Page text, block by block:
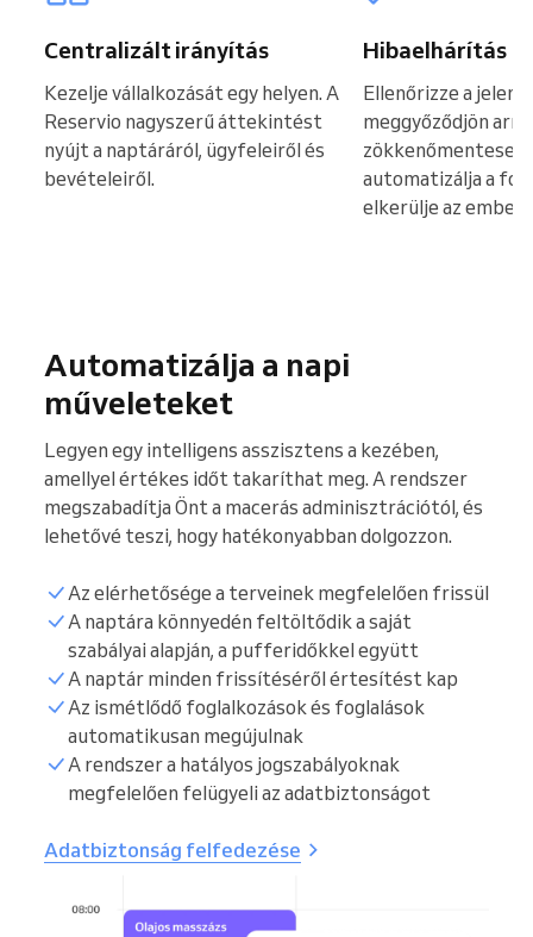
Centralizált irányítás
Kezelje vállalkozását egy helyen. A
Reservio nagyszerű áttekintést
nyújt a naptáráról, ügyfeleiről és
bevételeiről.
Hibaelhárítás
Ellenőrizze a
meggyőződjön
zökkenőmentesen
automatizálja a
elkerülje az
Automatizálja a napi
műveleteket
Legyen egy intelligens asszisztens a kezében,
amellyel értékes időt takaríthat meg. A rendszer
megszabadítja Önt a macerás adminisztrációtól, és
lehetővé teszi, hogy hatékonyabban dolgozzon.
Az elérhetősége a terveinek megfelelően frissül
A naptára könnyedén feltöltődik a saját
szabályai alapján, a pufferidőkkel együtt
A naptár minden frissítéséről értesítést kap
Az ismétlődő foglalkozások és foglalások
automatikusan megújulnak
A rendszer a hatályos jogszabályoknak
megfelelően felügyeli az adatbiztonságot
Adatbiztonság felfedezése